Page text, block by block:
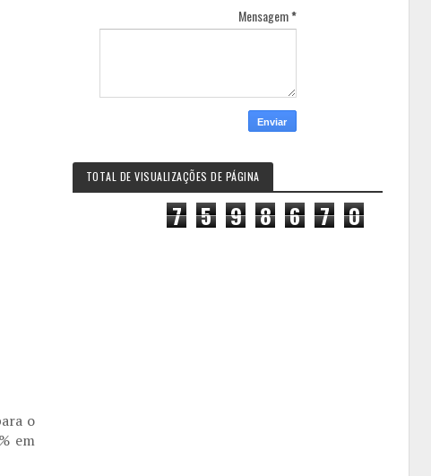
o
em
Mensagem*
TOTAL DE VISUALIZAÇÕES DE PÁGINA
7 5 9 8 6 7 0